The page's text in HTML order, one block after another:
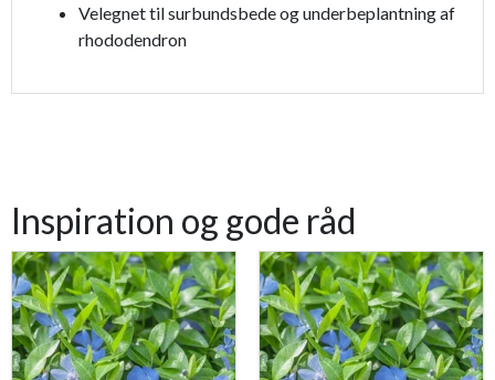
Velegnet til surbundsbede og underbeplantning af
rhododendron
Inspiration og gode råd